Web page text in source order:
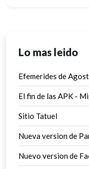
Lo mas leido
Efemerides de
El fin de las APK -
Sitio Tatuel
Nueva version de
Nuevo version de